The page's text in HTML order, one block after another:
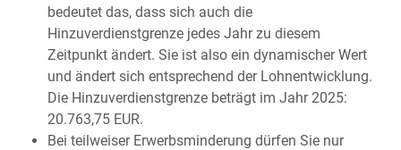
bedeutet das, dass sich auch die
Hinzuverdienstgrenze jedes Jahr zu diesem
Zeitpunkt ändert. Sie ist also ein dynamischer Wert
und ändert sich entsprechend der Lohnentwicklung.
Die Hinzuverdienstgrenze beträgt im Jahr 2025:
20.763,75 EUR.
Bei teilweiser Erwerbsminderung dürfen Sie nur